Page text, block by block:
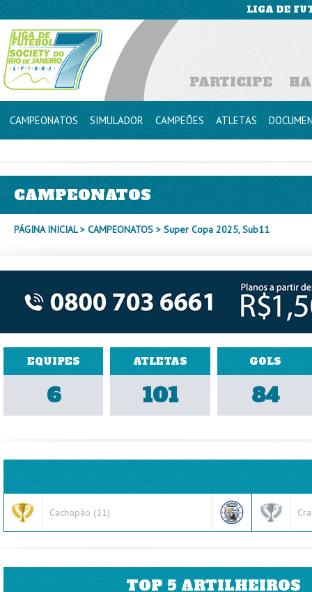
LIGA DE
PARTICIPE
CAMPEONATOS SIMULADOR CAMPEÕES ATLETAS
CAMPEONATOS
PÁGINA INICIAL> CAMPEONATOS > Super Copa 2025, Sub11
EQUIPES
6
ATLETAS
101
GOLS
84
Cachopão (11)
TOP 5 ARTILHEIROS